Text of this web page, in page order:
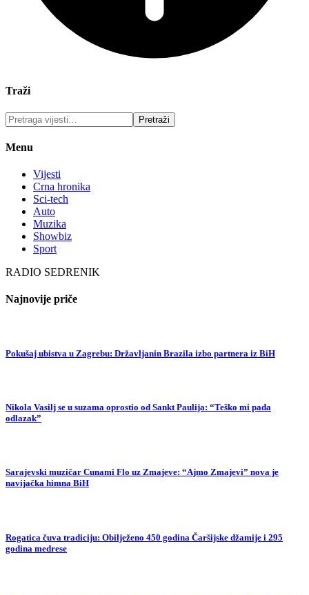
Traži
Menu
Vijesti
Crna hronika
Sci-tech
Auto
Muzika
Showbiz
Sport
RADIO SEDRENIK
Najnovije priče
Pokušaj ubistva u Zagrebu: Državljanin Brazila izbo partnera iz BiH
Nikola Vasilj se u suzama oprostio od Sankt Paulija: “Teško mi pada
odlazak”
Sarajevski muzičar Cunami Flo uz Zmajeve: “Ajmo Zmajevi” nova je
navijačka himna BiH
Rogatica čuva tradiciju: Obilježeno 450 godina Čaršijske džamije i 295
godina medrese